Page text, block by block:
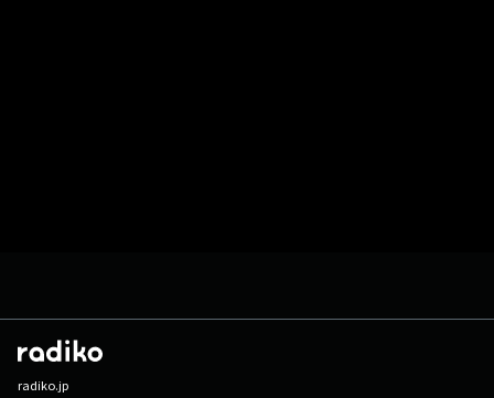
radiko.jp